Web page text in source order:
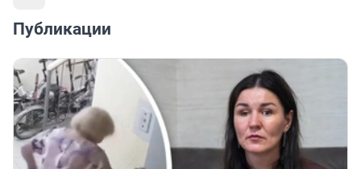
Публикации